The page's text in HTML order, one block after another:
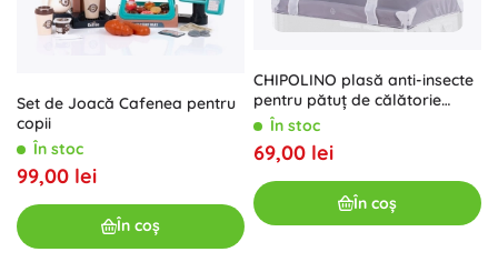
Set de Joacă Cafenea pentru
copii
În stoc
99,00 lei
În coș
CHIPOLINO plasă anti-insecte
pentru pătuț de călătorie
pliabil 120 × 60 cm – albă
În stoc
69,00 lei
În coș